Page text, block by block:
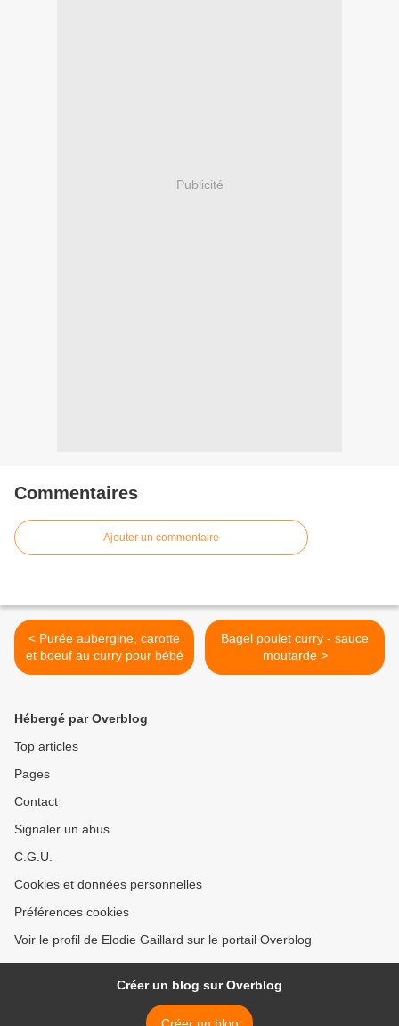
Publicité
Commentaires
Ajouter un commentaire
< Purée aubergine, carotte
et boeuf au curry pour bébé
Bagel poulet curry - sauce
moutarde >
Hébergé par Overblog
Top articles
Pages
Contact
Signaler un abus
C.G.U.
Cookies et données personnelles
Préférences cookies
Voir le profil de Elodie Gaillard sur le portail Overblog
Créer un blog sur Overblog